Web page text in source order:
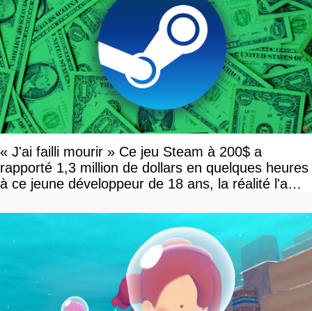
« J'ai failli mourir » Ce jeu Steam à 200$ a
rapporté 1,3 million de dollars en quelques heures
à ce jeune développeur de 18 ans, la réalité l'a